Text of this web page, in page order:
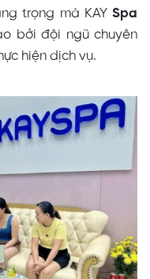
trọng mà KAY Spa
bởi đội ngũ chuyên
hiện dịch vụ.